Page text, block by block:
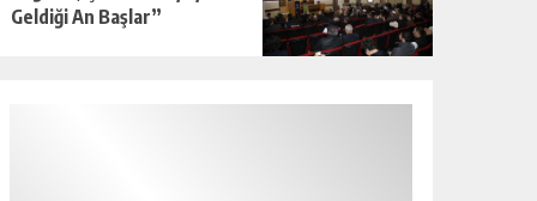
Geldiği An Başlar”